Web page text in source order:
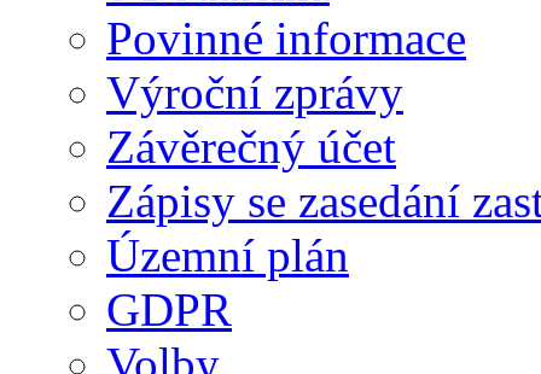
Povinné informace
Výroční zprávy
Závěrečný účet
Zápisy se zasedání
Územní plán
GDPR
Volby